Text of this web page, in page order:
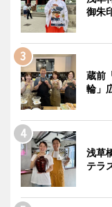
御朱
蔵前
輪」
浅草
テラ